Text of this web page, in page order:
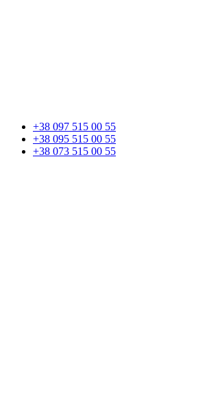
+38 097 515 00 55
+38 095 515 00 55
+38 073 515 00 55